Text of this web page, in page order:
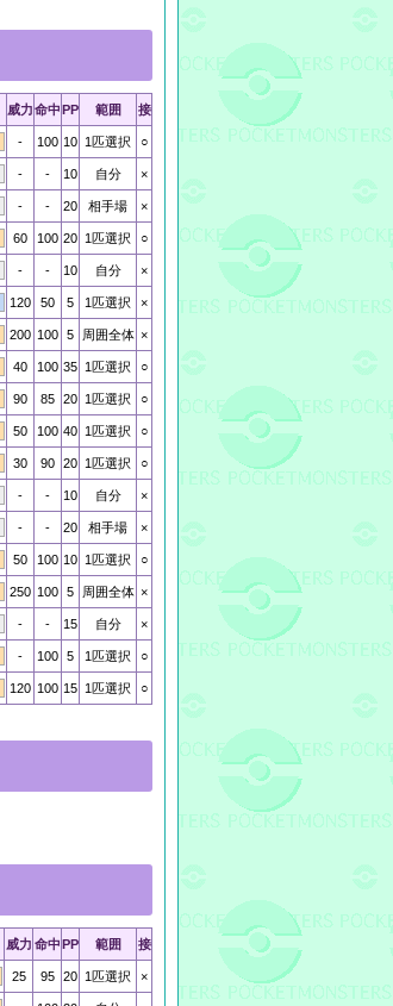
威力命中PP 範囲 接
- 100 10 1匹選択 ○
- - 10 自分 ×
- - 20 相手場 ×
60 100 20 1匹選択 ○
- - 10 自分 ×
120 50 5 1匹選択 ×
200 100 5 周囲全体 ×
40 100 35 1匹選択 ○
90 85 20 1匹選択 ○
50 100 40 1匹選択 ○
30 90 20 1匹選択 ○
- - 10 自分 ×
- - 20 相手場 ×
50 100 10 1匹選択 ○
250 100 5 周囲全体 ×
- - 15 自分 ×
- 100 5 1匹選択 ○
120 100 15 1匹選択 ○
威力 命中PP 範囲 接
25 95 20 1匹選択 ×